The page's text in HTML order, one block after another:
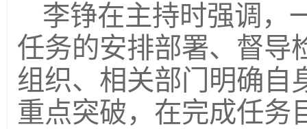
李铮在主持时强调，
任务的安排部署、督导
组织、相关部门明确自
重点突破，在完成任务